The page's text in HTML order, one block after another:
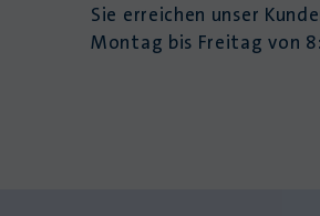
Sie erreichen unser
Montag bis Freitag von